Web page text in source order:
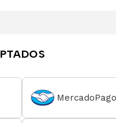
MercadoPago